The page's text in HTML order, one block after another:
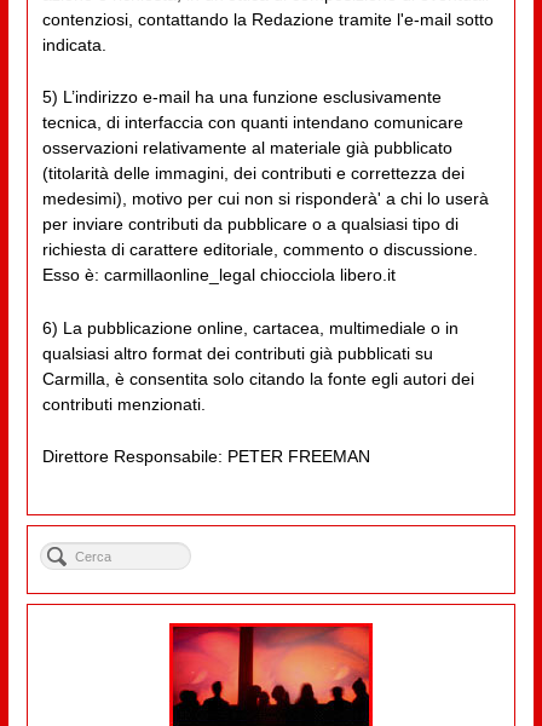
contenziosi, contattando la Redazione tramite l'e-mail sotto
indicata.
5) L’indirizzo e-mail ha una funzione esclusivamente
tecnica, di interfaccia con quanti intendano comunicare
osservazioni relativamente al materiale già pubblicato
(titolarità delle immagini, dei contributi e correttezza dei
medesimi), motivo per cui non si risponderà' a chi lo userà
per inviare contributi da pubblicare o a qualsiasi tipo di
richiesta di carattere editoriale, commento o discussione.
Esso è: carmillaonline_legal chiocciola libero.it
6) La pubblicazione online, cartacea, multimediale o in
qualsiasi altro format dei contributi già pubblicati su
Carmilla, è consentita solo citando la fonte egli autori dei
contributi menzionati.
Direttore Responsabile: PETER FREEMAN